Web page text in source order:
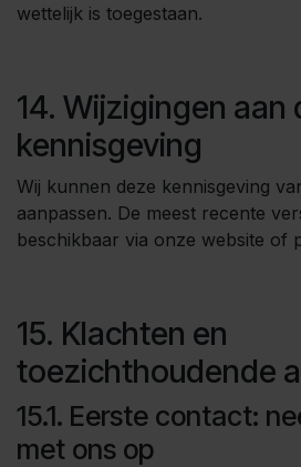
wettelijk is toegestaan.
14. Wijzigingen aan
kennisgeving
Wij kunnen deze kennisgeving
aanpassen. De meest recente
beschikbaar via onze website of
15. Klachten en
toezichthoudende
15.1. Eerste contact:
met ons op